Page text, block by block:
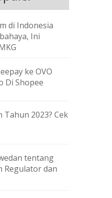
di Indonesia
Ini
ke OVO
Di Shopee
Tahun 2023? Cek
tentang
Regulator dan